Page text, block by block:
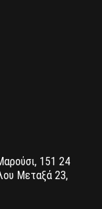
151 24
Μεταξά 23,